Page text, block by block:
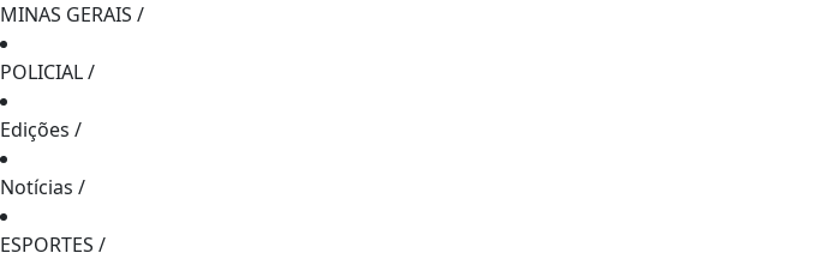
MINAS GERAIS /
POLICIAL/
Edições /
Notícias /
ESPORTES /